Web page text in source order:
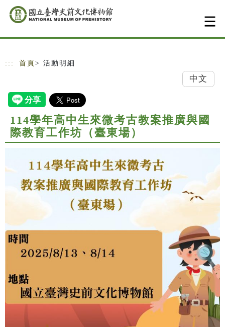
跳到主要內容
網站導覽
::: 首頁 > 活動明細
中文
114學年高中生來微考古教案推廣與國
際教育工作坊（臺東場）